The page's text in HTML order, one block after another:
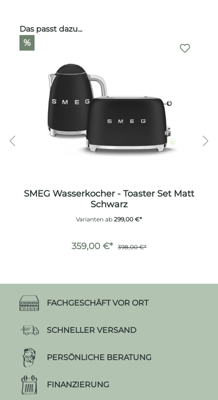
Produktgalerie überspringen
Das passt dazu...
%
SMEG Wasserkocher - Toaster Set Matt
Schwarz
Varianten ab 299,00 €*
359,00 €* 398,00 €*
FACHGESCHÄFT VOR ORT
SCHNELLER VERSAND
PERSÖNLICHE BERATUNG
FINANZIERUNG